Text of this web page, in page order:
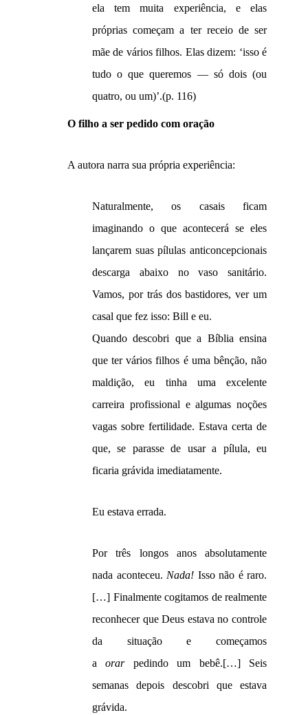
ela tem muita experiência, e elas
próprias começam a ter receio de ser
mãe de vários filhos. Elas dizem: ‘isso é
tudo o que queremos — só dois (ou
quatro, ou um)’.(p. 116)
O filho a ser pedido com oração
A autora narra sua própria experiência:
Naturalmente, os casais ficam
imaginando o que acontecerá se eles
lançarem suas pílulas anticoncepcionais
descarga abaixo no vaso sanitário.
Vamos, por trás dos bastidores, ver um
casal que fez isso: Bill e eu.
Quando descobri que a Bíblia ensina
que ter vários filhos é uma bênção, não
maldição, eu tinha uma excelente
carreira profissional e algumas noções
vagas sobre fertilidade. Estava certa de
que, se parasse de usar a pílula, eu
ficaria grávida imediatamente.
Eu estava errada.
Por três longos anos absolutamente
nada aconteceu. Nada! Isso não é raro.
[…] Finalmente cogitamos de realmente
reconhecer que Deus estava no controle
da situação e começamos
aorarpedindo um bebê.[…] Seis
semanas depois descobri que estava
grávida.